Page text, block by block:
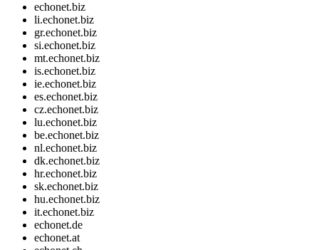
echonet.biz
li.echonet.biz
gr.echonet.biz
si.echonet.biz
mt.echonet.biz
is.echonet.biz
ie.echonet.biz
es.echonet.biz
cz.echonet.biz
lu.echonet.biz
be.echonet.biz
nl.echonet.biz
dk.echonet.biz
hr.echonet.biz
sk.echonet.biz
hu.echonet.biz
it.echonet.biz
echonet.de
echonet.at